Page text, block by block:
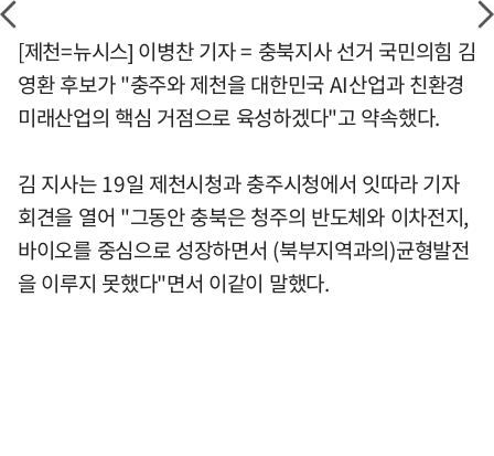
[제천=뉴시스] 이병찬 기자 = 충북지사 선거 국민의힘 김
영환 후보가 "충주와 제천을 대한민국 AI산업과 친환경
미래산업의 핵심 거점으로 육성하겠다"고 약속했다.
김 지사는 19일 제천시청과 충주시청에서 잇따라 기자
회견을 열어 "그동안 충북은 청주의 반도체와 이차전지,
바이오를 중심으로 성장하면서 (북부지역과의)균형발전
을 이루지 못했다"면서 이같이 말했다.